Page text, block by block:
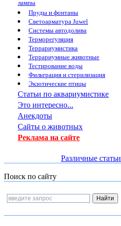
лампы
Пруды и фонтаны
Светоарматура Juwel
Системы автодолива
Терморегуляция
Террариумистика
Террариумные животные
Тестирование воды
Фильтрация и стерилизация
Экзотические птицы
Статьи по аквариумистике
Это интересно...
Анекдоты
Сайты о животных
Реклама на сайте
Различные статьи
Поиск по сайту